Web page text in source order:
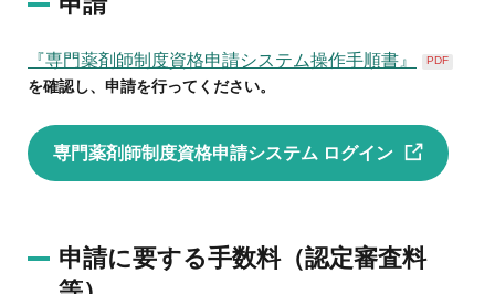
『専門薬剤師制度資格申請システム操作手順書』 PDF
を確認し、申請を行ってください。
専門薬剤師制度資格申請システム ログイン
申請に要する手数料（認定審査料